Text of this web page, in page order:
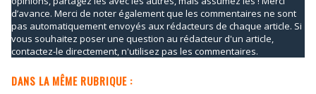
d’avance. Merci de noter également que les commentaires ne sont
pas automatiquement envoyés aux rédacteurs de chaque article. Si
vous souhaitez poser une question au rédacteur d'un article,
contactez-le directement, n'utilisez pas les commentaires.
DANS LA MÊME RUBRIQUE :